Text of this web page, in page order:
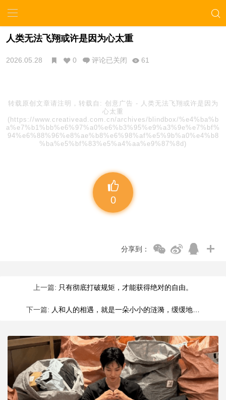
人类无法飞翔或许是因为心太重
2026.05.28 0 评论已关闭 61
转载原创文章请注明，转载自: 创意广告 - 人类无法飞翔或许是因为
心太重
(https://www.creativead.com.cn/archives/blindbox/%e4%ba%b
a%e7%b1%bb%e6%97%a0%e6%b3%95%e9%a3%9e%e7%bf%
94%e6%88%96%e8%ae%b8%e6%98%af%e5%9b%a0%e4%b8
%ba%e5%bf%83%e5%a4%aa%e9%87%8d)
0
分享到：
上一篇: 只有彻底打破规矩，才能获得绝对的自由。
下一篇: 人和人的相遇，就是一朵小小的涟漪，缓缓地…